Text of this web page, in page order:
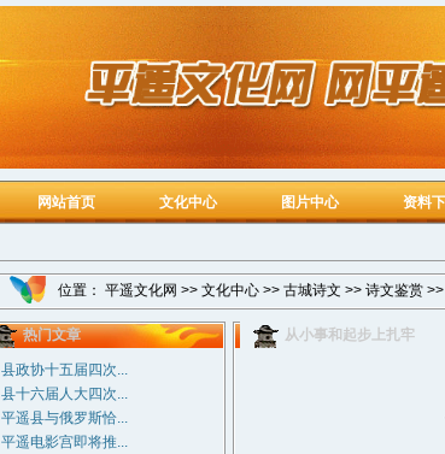
网站首页 文化中心 图片中心 资料
位置： 平遥文化网 >> 文化中心 >> 古城诗文 >> 诗文鉴赏
热门文章
县政协十五届四次...
县十六届人大四次...
平遥县与俄罗斯恰...
平遥电影宫即将推...
从小事和起步上扎牢